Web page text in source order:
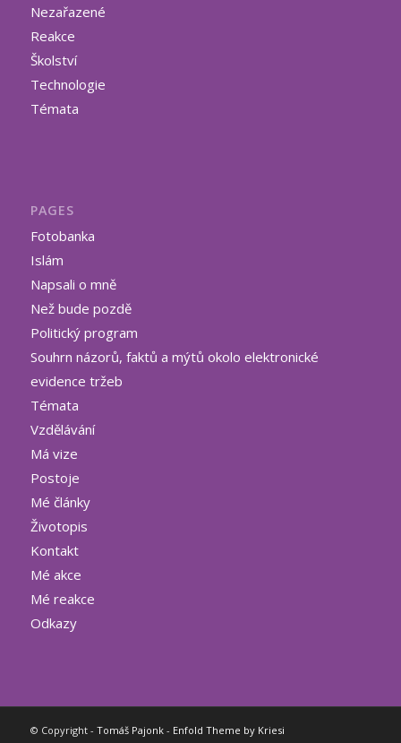
Nezařazené
Reakce
Školství
Technologie
Témata
PAGES
Fotobanka
Islám
Napsali o mně
Než bude pozdě
Politický program
Souhrn názorů, faktů a mýtů okolo elektronické
evidence tržeb
Témata
Vzdělávání
Má vize
Postoje
Mé články
Životopis
Kontakt
Mé akce
Mé reakce
Odkazy
© Copyright - Tomáš Pajonk- Enfold Theme by Kriesi